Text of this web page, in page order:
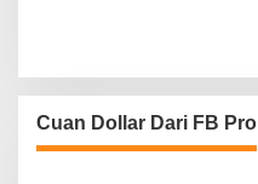
Cuan Dollar Dari FB Pro